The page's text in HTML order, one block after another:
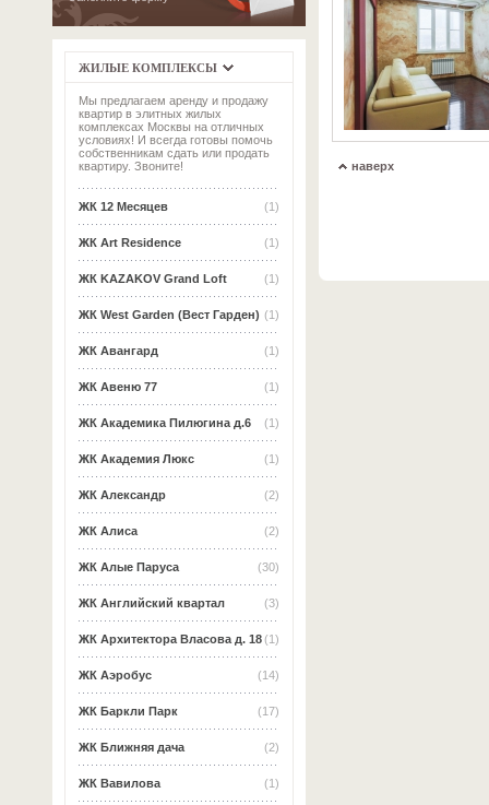
ЖИЛЫЕ КОМПЛЕКСЫ
Мы предлагаем аренду и продажу
квартир в элитных жилых
комплексах Москвы на отличных
условиях! И всегда готовы помочь
собственникам сдать или продать
квартиру. Звоните!
(1)
ЖК 12 Месяцев
(1)
ЖК Art Residence
(1)
ЖК KAZAKOV Grand Loft
(1)
ЖК West Garden (Вест Гарден)
(1)
ЖК Авангард
(1)
ЖК Авеню 77
(1)
ЖК Академика Пилюгина д.6
(1)
ЖК Академия Люкс
(2)
ЖК Александр
(2)
ЖК Алиса
(30)
ЖК Алые Паруса
(3)
ЖК Английский квартал
(1)
ЖК Архитектора Власова д. 18
(14)
ЖК Аэробус
(17)
ЖК Баркли Парк
(2)
ЖК Ближняя дача
(1)
ЖК Вавилова
наверх